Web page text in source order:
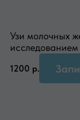
Узи молочных
исследованием
1200 р.